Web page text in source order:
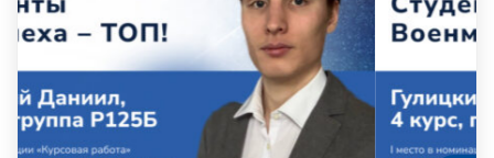
Д.Ф. Устинова»
подтверждено соответствие
качества образования аккредитационным
[…]